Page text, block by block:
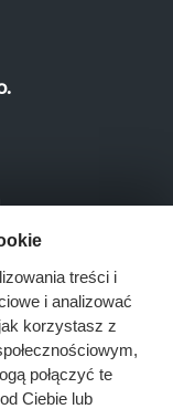
treści i
i analizować
korzystasz z
połączyć te
Ciebie lub